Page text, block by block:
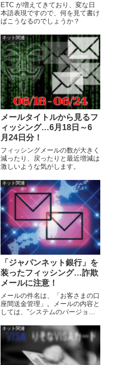
ETC が増えてきており、変な日
本語表現ですので、何を見て書け
ばこうなるのでしょうか？
ネット関連
メールタイトルから見るフ
ィッシング…6月18日～6
月24日分！
フィッシングメールの数が大きく
減ったり、戻ったりと最近増減は
激しいような気がします。
ネット関連
「ジャパンネット銀行」を
装ったフィッシング…詐欺
メールに注意！
メールの件名は、「お客さまの口
座間送金管理」。メールの内容と
しては、”システムのバージョン
ださい”というような内容です
が、違うバージョンがあるかもし
れません。対応は、メールのリン
クからアクセスしないということ
を徹底しましょう。
ネット関連